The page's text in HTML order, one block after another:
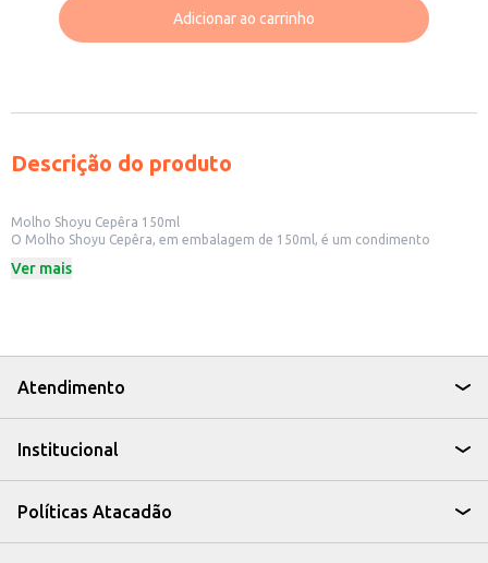
Adicionar ao carrinho
Descrição do produto
Molho Shoyu Cepêra 150ml
O Molho Shoyu Cepêra, em embalagem de 150ml, é um condimento
busca praticidade no dia a dia, o molho shoyu é perfeito para realçar o
Tempere saladas e legumes.
Use como base para molhos e acompanhamentos.
O Molho Shoyu Cepêra é uma opção saborosa e prática para quem busca
Ver mais
Atendimento
Institucional
Políticas Atacadão